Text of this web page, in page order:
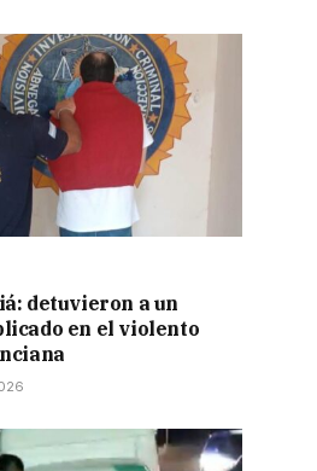
detuvieron a un
en el violento